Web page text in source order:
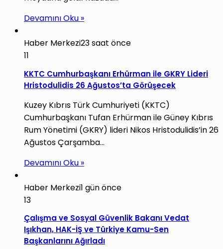
Devamını Oku »
Haber Merkezi23 saat önce
11
KKTC Cumhurbaşkanı Erhürman ile GKRY Lideri
Hristodulidis 26 Ağustos’ta Görüşecek
Kuzey Kıbrıs Türk Cumhuriyeti (KKTC)
Cumhurbaşkanı Tufan Erhürman ile Güney Kıbrıs
Rum Yönetimi (GKRY) lideri Nikos Hristodulidis’in 26
Ağustos Çarşamba…
Devamını Oku »
Haber Merkezi1 gün önce
13
Çalışma ve Sosyal Güvenlik Bakanı Vedat
Işıkhan, HAK-İŞ ve Türkiye Kamu-Sen
Başkanlarını Ağırladı